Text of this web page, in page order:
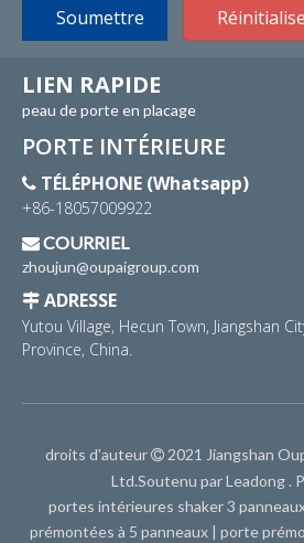
Soumettre
LIEN RAPIDE
peau de porte en placage
PORTE INTÉRIEURE
 TÉLÉPHONE (Whatsapp)
+86-18057009922
COURRIEL
zhoujun@oupaigroup.com
 ADRESSE
Yutou Village, Hecun Town, Jiangshan
Province, China.
droits d'auteur 2021 Jiangshan
Ltd.Soutenu parLeadong .
portes intérieures shaker 3
prémontées à 5 panneaux | porte